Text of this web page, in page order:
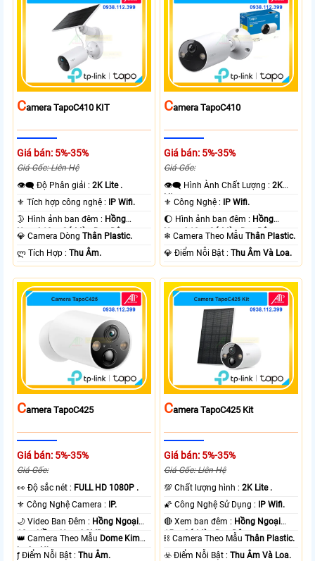
CAmera TapoC410 KIT
Giá bán: 5%-35%
Giá Gốc: Liên Hệ
👁️‍🗨 Độ Phân giải :2K Lite .
⚜️ Tích hợp công nghệ : IP Wifi.
🌛 Hình ảnh ban đêm : Hồng
Ngoại 10m Có Màu Ban Ðêm.
💎 Camera DòngThân Plastic.
️ლ Tích Hợp :Thu Âm.
CAmera TapoC410
Giá bán: 5%-35%
Giá Gốc:
👁️‍🗨 Hình Ành Chất Lượng :2K
Lite .
⚜️ Công Nghệ : IP Wifi.
🌔 Hình ảnh ban đêm : Hồng
Ngoại 10m Có Màu Ban Ðêm.
❄ Camera Theo MẫuThân Plastic.
️💎 Điểm Nỗi Bật :Thu Âm Và Loa.
CAmera TapoC425
Giá bán: 5%-35%
Giá Gốc:
️👀 Độ sắc nét : FULL HD 1080P .
⚜️ Công Nghệ Camera : IP.
🌙 Video Ban Đêm : Hồng Ngoại
10m Hồng Ngoại SMD.
👑 Camera Theo Mẫu Dome Kim
loại + Nhựa.
️ƒ Điểm Nỗi Bật :Thu Âm.
CAmera TapoC425 Kit
Giá bán: 5%-35%
Giá Gốc: Liên Hệ
💯 Chất lượng hình :2K Lite .
🌠 Công Nghệ Sử Dụng : IP Wifi.
🔴 Xem ban đêm : Hồng Ngoại
15m Có Màu Ban Ðêm.
⛓ Camera Theo MẫuThân Plastic.
️☣️ Điểm Nỗi Bật :Thu Âm Và Loa.